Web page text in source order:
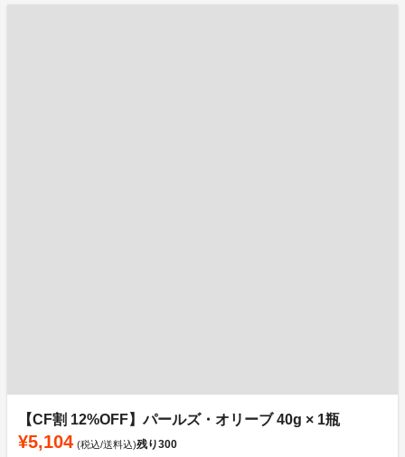
【CF割 12%OFF】パールズ・オリーブ 40g × 1瓶
¥5,104 (税込/送料込)残り300